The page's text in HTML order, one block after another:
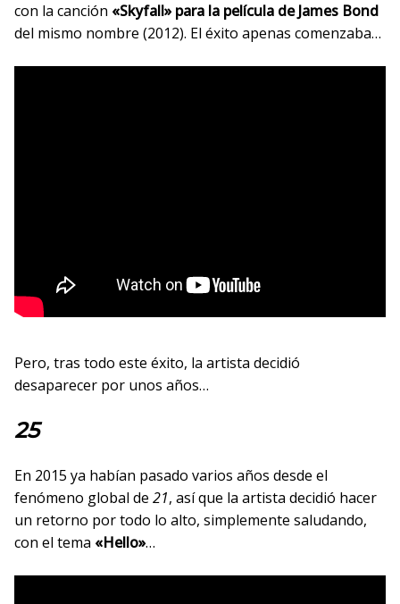
con la canción «Skyfall» para la película de James Bond
del mismo nombre (2012). El éxito apenas comenzaba…
Pero, tras todo este éxito, la artista decidió
desaparecer por unos años…
25
En 2015 ya habían pasado varios años desde el
fenómeno global de 21, así que la artista decidió hacer
un retorno por todo lo alto, simplemente saludando,
con el tema «Hello»…